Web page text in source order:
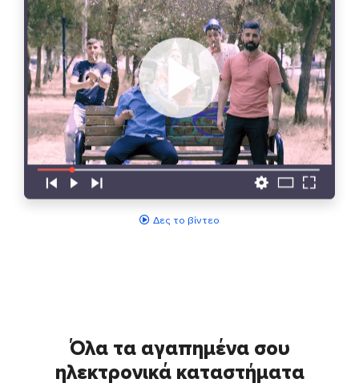
Δες το βίντεο
Όλα τα αγαπημένα σου
ηλεκτρονικά καταστήματα